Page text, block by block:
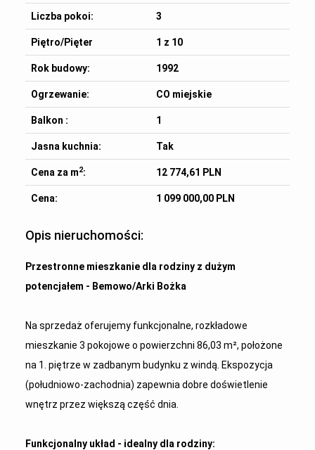
Liczba pokoi: 3
Piętro/Pięter 1 z 10
Rok budowy: 1992
Ogrzewanie: CO miejskie
Balkon : 1
Jasna kuchnia: Tak
Cena za m2: 12 774,61 PLN
Cena: 1 099 000,00 PLN
Opis nieruchomości:
Przestronne mieszkanie dla rodziny z dużym
potencjałem - Bemowo/Arki Bożka
Na sprzedaż oferujemy funkcjonalne, rozkładowe
mieszkanie 3 pokojowe o powierzchni 86,03 m², położone
na 1. piętrze w zadbanym budynku z windą. Ekspozycja
(południowo-zachodnia) zapewnia dobre doświetlenie
wnętrz przez większą część dnia.
Funkcjonalny układ - idealny dla rodziny: